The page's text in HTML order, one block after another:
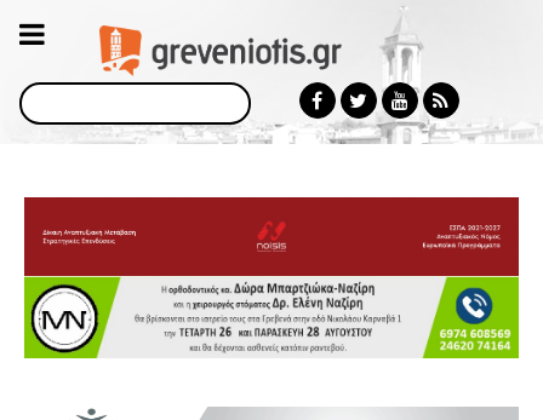
Αναζήτηση